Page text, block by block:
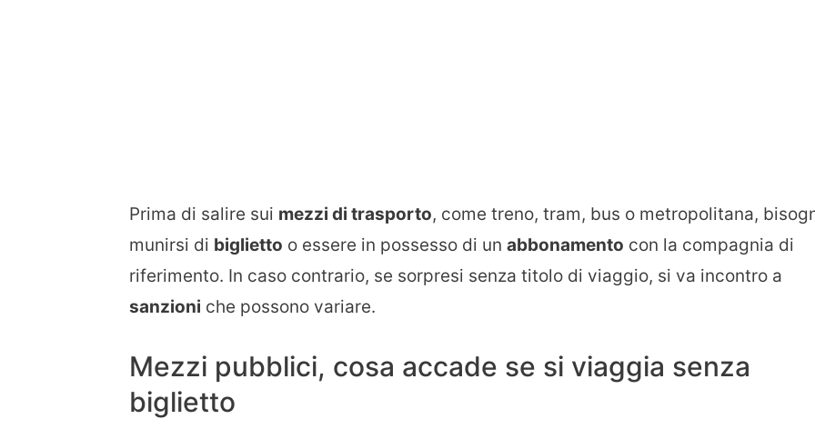
Prima di salire sui mezzi di trasporto, come treno, tram, bus o metropolitana,
munirsi di biglietto o essere in possesso di un abbonamento con la compagnia di
riferimento. In caso contrario, se sorpresi senza titolo di viaggio, si va incontro a
sanzioni che possono variare.
Mezzi pubblici, cosa accade se si viaggia senza
biglietto